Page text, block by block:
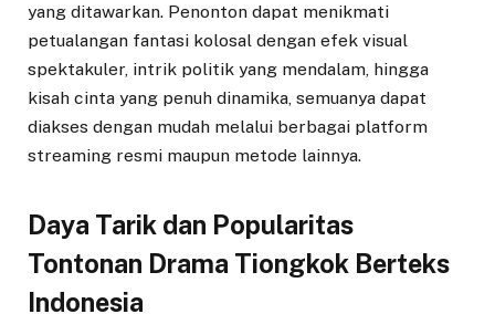
yang ditawarkan. Penonton dapat menikmati
petualangan fantasi kolosal dengan efek visual
spektakuler, intrik politik yang mendalam, hingga
kisah cinta yang penuh dinamika, semuanya dapat
diakses dengan mudah melalui berbagai platform
streaming resmi maupun metode lainnya.
Daya Tarik dan Popularitas
Tontonan Drama Tiongkok Berteks
Indonesia